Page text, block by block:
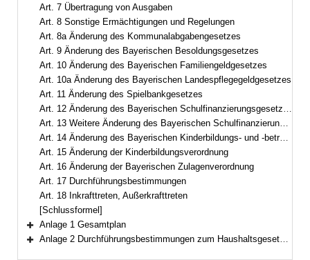
Art. 7 Übertragung von Ausgaben
Art. 8 Sonstige Ermächtigungen und Regelungen
Art. 8a Änderung des Kommunalabgabengesetzes
Art. 9 Änderung des Bayerischen Besoldungsgesetzes
Art. 10 Änderung des Bayerischen Familiengeldgesetzes
Art. 10a Änderung des Bayerischen Landespflegegeldgesetzes
Art. 11 Änderung des Spielbankgesetzes
Art. 12 Änderung des Bayerischen Schulfinanzierungsgesetzes
Art. 13 Weitere Änderung des Bayerischen Schulfinanzierungsgesetzes
Art. 14 Änderung des Bayerischen Kinderbildungs- und -betreuungsgesetzes
Art. 15 Änderung der Kinderbildungsverordnung
Art. 16 Änderung der Bayerischen Zulagenverordnung
Art. 17 Durchführungsbestimmungen
Art. 18 Inkrafttreten, Außerkrafttreten
[Schlussformel]
Bereich erweitern
Anlage 1 Gesamtplan
Anlage 2 Durchführungsbestimmungen zum Haushaltsgesetz 2019/2020 (DBestHG 2019/2020)